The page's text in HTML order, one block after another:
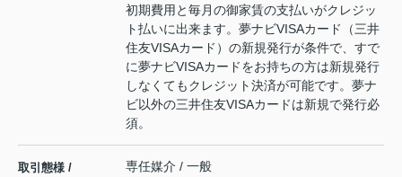
初期費用と毎月の御家賃の支払いがクレジッ
ト払いに出来ます。夢ナビVISAカード（三井
住友VISAカード）の新規発行が条件で、すで
に夢ナビVISAカードをお持ちの方は新規発行
しなくてもクレジット決済が可能です。夢ナ
ビ以外の三井住友VISAカードは新規で発行必
須。
取引態様 /
専任媒介 / 一般